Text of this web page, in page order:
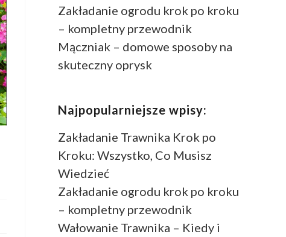
Zakładanie ogrodu krok po kroku
– kompletny przewodnik
Mączniak – domowe sposoby na
skuteczny oprysk
Najpopularniejsze wpisy:
Zakładanie Trawnika Krok po
Kroku: Wszystko, Co Musisz
Wiedzieć
Zakładanie ogrodu krok po kroku
– kompletny przewodnik
Wałowanie Trawnika – Kiedy i